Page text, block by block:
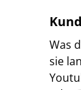
Was
sie